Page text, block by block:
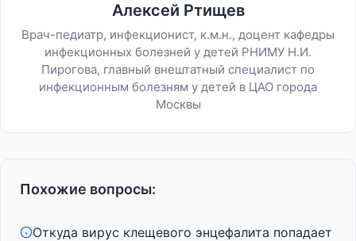
Алексей Ртищев
Врач-педиатр, инфекционист, к.м.н., доцент кафедры
инфекционных болезней у детей РНИМУ Н.И.
Пирогова, главный внештатный специалист по
инфекционным болезням у детей в ЦАО города
Москвы
Похожие вопросы:
Откуда вирус клещевого энцефалита попадает